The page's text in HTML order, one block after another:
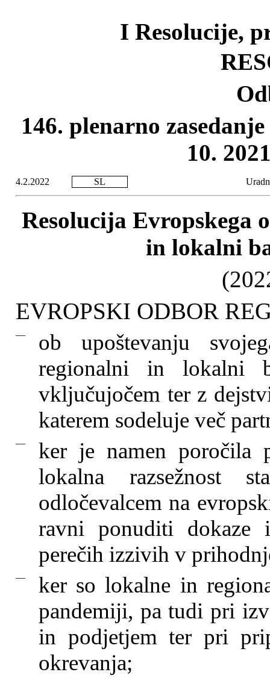
I Resolucije,
146. plenarno
10.
4.2.2022 SL
Resolucija Evropskega
in lokalni
EVROPSKI ODBOR
—
ob upoštevanju
regionalni in lokalni
vključujočem ter z
katerem sodeluje več
—
ker je namen poročila
lokalna razsežnost
odločevalcem na
ravni ponuditi
perečih izzivih v
—
ker so lokalne in
pandemiji, pa tudi pri
in podjetjem ter pri
okrevanja;